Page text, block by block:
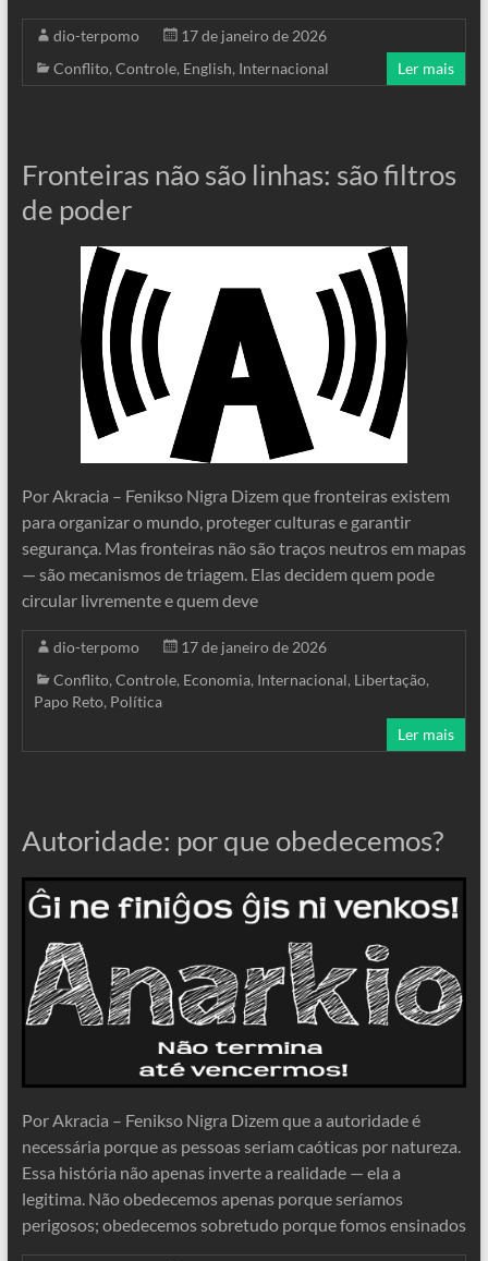
dio-terpomo
17 de janeiro de 2026
Conflito, Controle, English, Internacional Ler mais
Fronteiras não são linhas: são filtros
de poder
Por Akracia – Fenikso Nigra Dizem que fronteiras existem
para organizar o mundo, proteger culturas e garantir
segurança. Mas fronteiras não são traços neutros em mapas
— são mecanismos de triagem. Elas decidem quem pode
circular livremente e quem deve
dio-terpomo
17 de janeiro de 2026
Conflito, Controle, Economia, Internacional, Libertação,
Papo Reto, Política
Ler mais
Autoridade: por que obedecemos?
Por Akracia – Fenikso Nigra Dizem que a autoridade é
necessária porque as pessoas seriam caóticas por natureza.
Essa história não apenas inverte a realidade — ela a
legitima. Não obedecemos apenas porque seríamos
perigosos; obedecemos sobretudo porque fomos ensinados